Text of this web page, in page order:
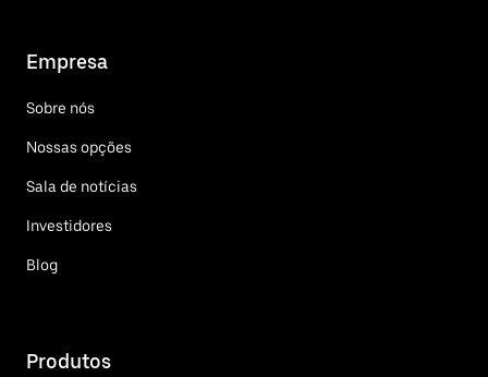
Empresa
Sobre nós
Nossas opções
Sala de notícias
Investidores
Blog
Produtos